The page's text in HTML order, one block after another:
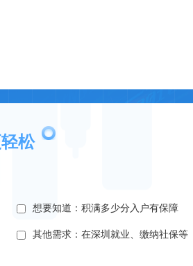
松
想要知道：积满多少分入户有保障
其他需求：在深圳就业、缴纳社保等